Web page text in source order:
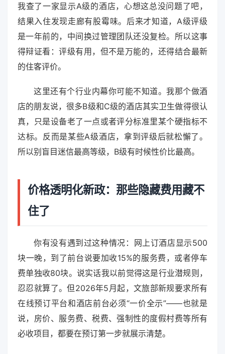
我查了一家显示A级的酒店，心想这总没问题了吧，
结果入住发现走廊有股霉味。后来才知道，A级评级
是一年前的，中间换过管理团队还没复检。所以这事
得辩证看：评级有用，但不是万能的，还得结合最新
的住客评价。
这里还有个行业内幕你可能不知道。我那个做酒
店的朋友说，很多B级和C级的酒店其实卫生做得很认
真，只是设备老了一点或者评分标准里某个硬指标不
达标。反而是某些A级酒店，拿到评级后就松懈了。
所以别盲目迷信最高等级，B级有时候性价比最高。
价格透明化新政：那些隐藏费用藏不
住了
你有没有遇到过这种情况：网上订酒店显示500
块一晚，到了前台说要加收15%的服务费，或者停车
费单独收80块。说实话我以前觉得这是行业潜规则，
忍忍就算了。但2026年5月起，文旅部新规要求所有
在线预订平台和酒店前台必须“一价全示”——也就是
说，房价、服务费、税费、强制性的度假村费等所有
必收项目，都要在预订第一步就展示清楚。